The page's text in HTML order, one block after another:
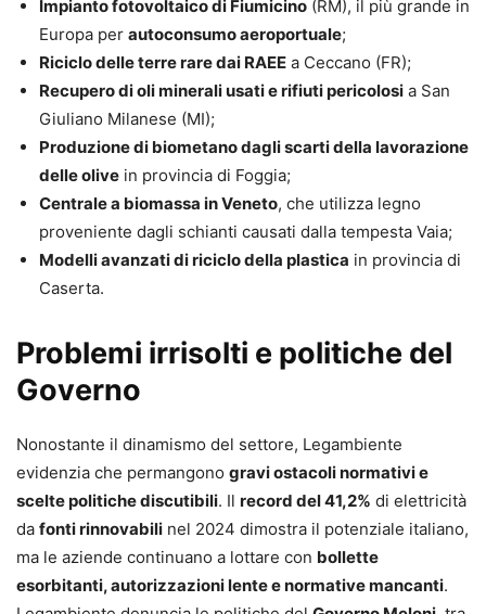
Impianto fotovoltaico di Fiumicino (RM), il più grande in
Europa per autoconsumo aeroportuale;
Riciclo delle terre rare dai RAEE a Ceccano (FR);
Recupero di oli minerali usati e rifiuti pericolosi a San
Giuliano Milanese (MI);
Produzione di biometano dagli scarti della lavorazione
delle olive in provincia di Foggia;
Centrale a biomassa in Veneto, che utilizza legno
proveniente dagli schianti causati dalla tempesta Vaia;
Modelli avanzati di riciclo della plastica in provincia di
Caserta.
Problemi irrisolti e politiche del
Governo
Nonostante il dinamismo del settore, Legambiente
evidenzia che permangono gravi ostacoli normativi e
scelte politiche discutibili. Il record del 41,2% di elettricità
da fonti rinnovabili nel 2024 dimostra il potenziale italiano,
ma le aziende continuano a lottare con bollette
esorbitanti, autorizzazioni lente e normative mancanti.